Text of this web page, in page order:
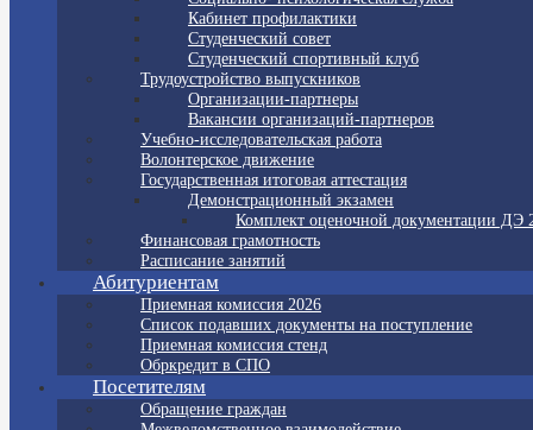
Кабинет профилактики
Студенческий совет
Студенческий спортивный клуб
Трудоустройство выпускников
Организации-партнеры
Вакансии организаций-партнеров
Учебно-исследовательская работа
Волонтерское движение
Государственная итоговая аттестация
Демонстрационный экзамен
Комплект оценочной документации ДЭ
Финансовая грамотность
Расписание занятий
Абитуриентам
Приемная комиссия 2026
Список подавших документы на поступление
Приемная комиссия стенд
Обркредит в СПО
Посетителям
Обращение граждан